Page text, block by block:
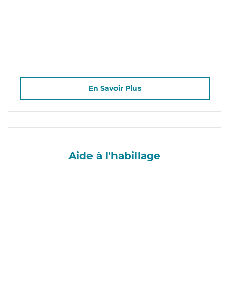
En Savoir Plus
Aide à l'habillage